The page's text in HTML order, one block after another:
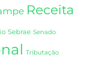
Receita
Sebrae Senado
Tributação